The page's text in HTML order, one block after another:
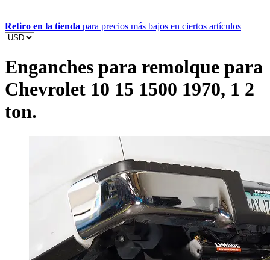
Retiro en la tienda para precios más bajos en ciertos artículos
Enganches para remolque para
Chevrolet 10 15 1500 1970, 1 2
ton.